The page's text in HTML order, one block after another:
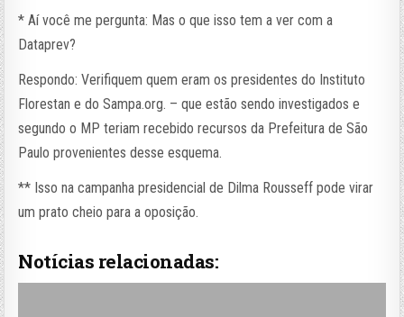
* Aí você me pergunta: Mas o que isso tem a ver com a
Dataprev?
Respondo: Verifiquem quem eram os presidentes do Instituto
Florestan e do Sampa.org. – que estão sendo investigados e
segundo o MP teriam recebido recursos da Prefeitura de São
Paulo provenientes desse esquema.
** Isso na campanha presidencial de Dilma Rousseff pode virar
um prato cheio para a oposição.
Notícias relacionadas: